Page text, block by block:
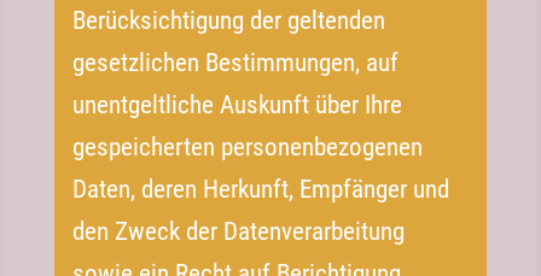
Berücksichtigung der geltenden
gesetzlichen Bestimmungen, auf
unentgeltliche Auskunft über Ihre
gespeicherten personenbezogenen
Daten, deren Herkunft, Empfänger und
den Zweck der Datenverarbeitung